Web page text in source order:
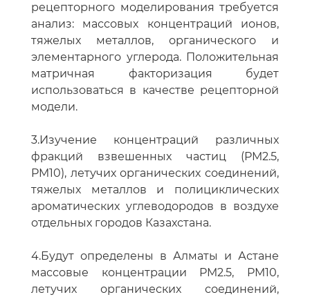
рецепторного моделирования требуется
анализ: массовых концентраций ионов,
тяжелых металлов, органического и
элементарного углерода. Положительная
матричная факторизация будет
использоваться в качестве рецепторной
модели.
3.Изучение концентраций различных
фракций взвешенных частиц (PM2.5,
PM10), летучих органических соединений,
тяжелых металлов и полициклических
ароматических углеводородов в воздухе
отдельных городов Казахстана.
4.Будут определены в Алматы и Астане
массовые концентрации PM2.5, PM10,
летучих органических соединений,